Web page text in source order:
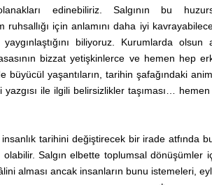
edinebiliriz. Salgının bu
için anlamını daha iyi
biliyoruz. Kurumlarda
bizzat yetişkinlerce ve hemen hep
büyücül yaşantıların, tarihin şafağındaki
yazgısı ile ilgili belirsizlikler taşıması…
tarihini değiştirecek bir irade atfında
olabilir. Salgın elbette toplumsal
alması ancak insanların bunu istemeleri,